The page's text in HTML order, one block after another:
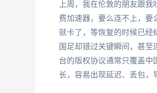
上周，我在伦敦的朋友跟
费加速器，要么连不上，要
就卡了，等恢复的时候已经
国足却错过关键瞬间，甚
台的版权协议通常只覆盖中
长，容易出现延迟、丢包，